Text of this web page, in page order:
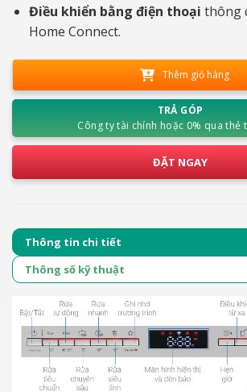
Điều khiển bằng điện thoại thông
Home Connect.
Thêm giỏ hàng
TRẢ GÓP
Công ty tài chính hoặc 0% qua thẻ
ĐẶT NGAY
Thông tin chi tiết
Thông số kỹ thuật